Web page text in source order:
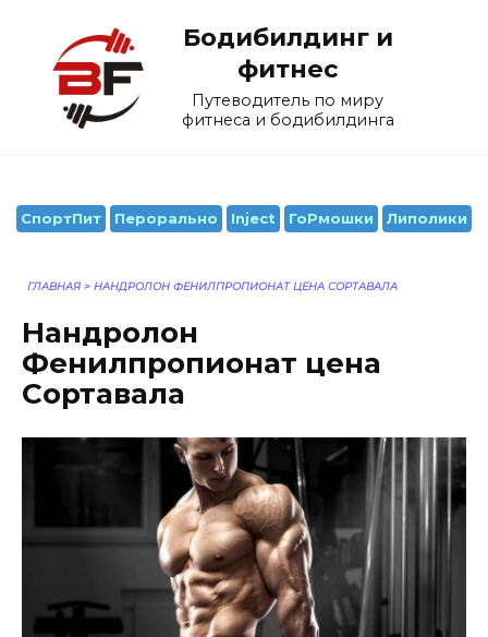
содержанию
Бодибилдинг и
фитнес
Путеводитель по миру
фитнеса и бодибилдинга
СпортПит Перорально Inject ГоРмошки Липолики
ГЛАВНАЯ > НАНДРОЛОН ФЕНИЛПРОПИОНАТ ЦЕНА СОРТАВАЛА
Нандролон
Фенилпропионат цена
Сортавала